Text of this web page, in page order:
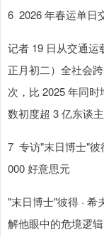
6 2026 年春运单日
记者 19 日从交通运
正月初二）全社会
次，比 2025 年同
数初度超 3 亿东谈
7 专访"末日博士"彼
000 好意思元
"末日博士"彼得 ·
解他眼中的危境逻